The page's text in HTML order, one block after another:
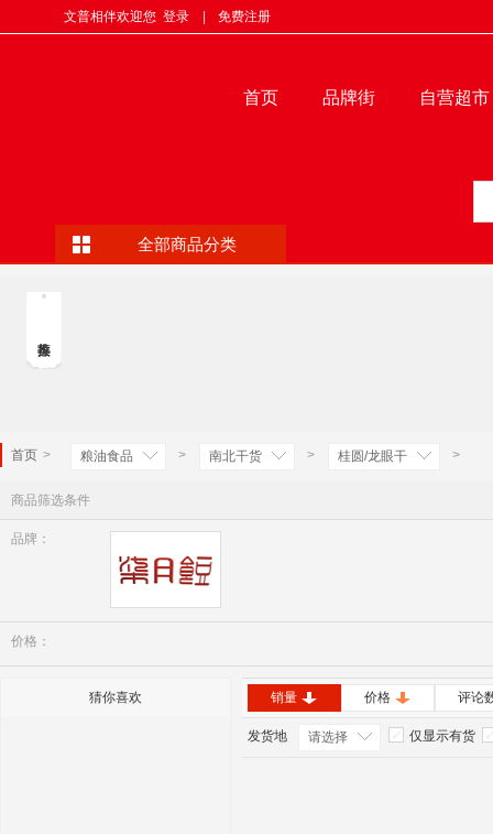
文普相伴欢迎您 登录 免费注册
首页 品牌街 自营超市
全部商品分类
首页 > 粮油食品 > 南北干货 > 桂圆/龙眼干 >
商品筛选条件
品牌：
价格：
猜你喜欢 销量 价格 评论
发货地 请选择 仅显示有货